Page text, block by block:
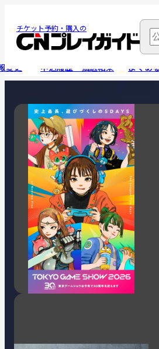
チケット予約・購入の
変更 申込履歴・抽選結果 よくあ